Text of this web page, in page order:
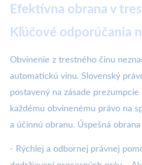
Efektívna obrana v
Kľúčové odporúčania
Obvinenie z trestného činu
automatickú vinu. Slovenský
postavený na zásade
každému obvinenému právo na
a účinnú obranu. Úspešná
- Rýchlej a odbornej právnej